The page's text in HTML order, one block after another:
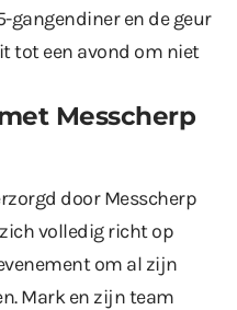
gangendiner en de geur
tot een avond om niet
Messcherp
door Messcherp
volledig richt op
om al zijn
Mark en zijn team